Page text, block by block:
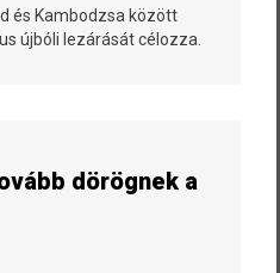
és Kambodzsa között
újbóli lezárását célozza.
dörögnek a